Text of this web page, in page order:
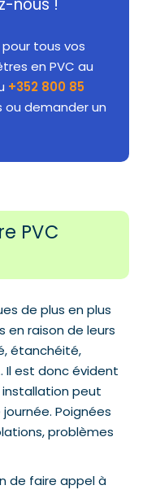
nous !
tous vos
en PVC au
+352 800 85
ou demander un
PVC
de plus en plus
en raison de leurs
étanchéité,
Il est donc évident
installation peut
Poignées
problèmes
de faire appel à